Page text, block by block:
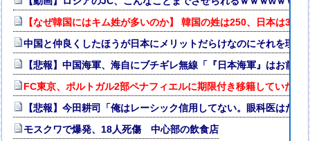
【なぜ韓国にはキム姓が多いのか】 韓国の姓は250、日本は30
中国と仲良くしたほうが日本にメリットだらけなのにそれを理解
【悲報】中国海軍、海自にブチギレ無線「『日本海軍』はお前
FC東京、ポルトガル2部ペナフィエルに期限付き移籍していた
【悲報】今田耕司「俺はレーシック信用してない。眼科医はだ
モスクワで爆発、18人死傷 中心部の飲食店